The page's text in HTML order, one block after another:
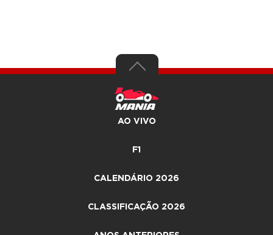
AO VIVO
F1
CALENDÁRIO 2026
CLASSIFICAÇÃO 2026